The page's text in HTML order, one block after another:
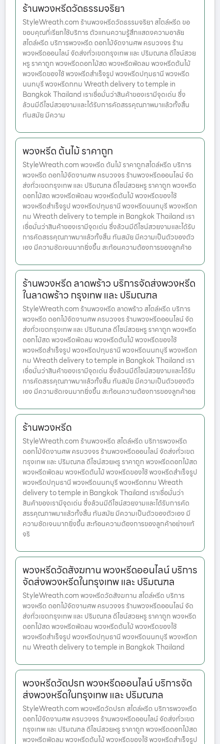
ร้านพวงหรีดวัดธรรมจริยา
StyleWreath.com ร้านพวงหรีดวัดธรรมจริยา สไตล์หรีด ขอ
ขอบคุณที่เรียกใช้บริการ ตัวแทนความรู้สึกแสดงความอาลัย
สไตล์หรีด บริการพวงหรีด ดอกไม้จัดงานศพ ครบวงจร ร้าน
พวงหรีดออนไลน์ จัดส่งทั่วเขตกรุงเทพ และ ปริมณฑล ดีไซน์สวย
หรู ราคาถูก พวงหรีดดอกไม้สด พวงหรีดพัดลม พวงหรีดต้นไม้
พวงหรีดของใช้ พวงหรีดสำเร็จรูป พวงหรีดปทุมธานี พวงหรีด
นนทบุรี พวงหรีดกทม Wreath delivery to temple in
Bangkok Thailand เราเชื่อมั่นว่าสินค้าของเรามีจุดเด่น ซึ่ง
ล้วนมีดีไซน์สวยงามและได้รับการคัดสรรคุณภาพมาแล้วทั้งสิ้น
ทันสมัย มีความ
พวงหรีด ต้นไม้ ราคาถูก
StyleWreath.com พวงหรีด ต้นไม้ ราคาถูกสไตล์หรีด บริการ
พวงหรีด ดอกไม้จัดงานศพ ครบวงจร ร้านพวงหรีดออนไลน์ จัด
ส่งทั่วเขตกรุงเทพ และ ปริมณฑล ดีไซน์สวยหรู ราคาถูก พวงหรีด
ดอกไม้สด พวงหรีดพัดลม พวงหรีดต้นไม้ พวงหรีดของใช้
พวงหรีดสำเร็จรูป พวงหรีดปทุมธานี พวงหรีดนนทบุรี พวงหรีดก
ทม Wreath delivery to temple in Bangkok Thailand เรา
เชื่อมั่นว่าสินค้าของเรามีจุดเด่น ซึ่งล้วนมีดีไซน์สวยงามและได้รับ
การคัดสรรคุณภาพมาแล้วทั้งสิ้น ทันสมัย มีความเป็นตัวของตัว
เอง มีความชัดเจนมากยิ่งขึ้น สะท้อนความต้องการของลูกค้าอ
ร้านพวงหรีด ลาดพร้าว บริการจัดส่งพวงหรีด
ในลาดพร้าว กรุงเทพ และ ปริมณฑล
StyleWreath.com ร้านพวงหรีด ลาดพร้าว สไตล์หรีด บริการ
พวงหรีด ดอกไม้จัดงานศพ ครบวงจร ร้านพวงหรีดออนไลน์ จัด
ส่งทั่วเขตกรุงเทพ และ ปริมณฑล ดีไซน์สวยหรู ราคาถูก พวงหรีด
ดอกไม้สด พวงหรีดพัดลม พวงหรีดต้นไม้ พวงหรีดของใช้
พวงหรีดสำเร็จรูป พวงหรีดปทุมธานี พวงหรีดนนทบุรี พวงหรีดก
ทม Wreath delivery to temple in Bangkok Thailand เรา
เชื่อมั่นว่าสินค้าของเรามีจุดเด่น ซึ่งล้วนมีดีไซน์สวยงามและได้รับ
การคัดสรรคุณภาพมาแล้วทั้งสิ้น ทันสมัย มีความเป็นตัวของตัว
เอง มีความชัดเจนมากยิ่งขึ้น สะท้อนความต้องการของลูกค้าอย
ร้านพวงหรีด
StyleWreath.com ร้านพวงหรีด สไตล์หรีด บริการพวงหรีด
ดอกไม้จัดงานศพ ครบวงจร ร้านพวงหรีดออนไลน์ จัดส่งทั่วเขต
กรุงเทพ และ ปริมณฑล ดีไซน์สวยหรู ราคาถูก พวงหรีดดอกไม้สด
พวงหรีดพัดลม พวงหรีดต้นไม้ พวงหรีดของใช้ พวงหรีดสำเร็จรูป
พวงหรีดปทุมธานี พวงหรีดนนทบุรี พวงหรีดกทม Wreath
delivery to temple in Bangkok Thailand เราเชื่อมั่นว่า
สินค้าของเรามีจุดเด่น ซึ่งล้วนมีดีไซน์สวยงามและได้รับการคัด
สรรคุณภาพมาแล้วทั้งสิ้น ทันสมัย มีความเป็นตัวของตัวเอง มี
ความชัดเจนมากยิ่งขึ้น สะท้อนความต้องการของลูกค้าอย่างแท้
จริ
พวงหรีดวัดสังฆทาน พวงหรีดออนไลน์ บริการ
จัดส่งพวงหรีดในกรุงเทพ และ ปริมณฑล
StyleWreath.com พวงหรีดวัดสังฆทาน สไตล์หรีด บริการ
พวงหรีด ดอกไม้จัดงานศพ ครบวงจร ร้านพวงหรีดออนไลน์ จัด
ส่งทั่วเขตกรุงเทพ และ ปริมณฑล ดีไซน์สวยหรู ราคาถูก พวงหรีด
ดอกไม้สด พวงหรีดพัดลม พวงหรีดต้นไม้ พวงหรีดของใช้
พวงหรีดสำเร็จรูป พวงหรีดปทุมธานี พวงหรีดนนทบุรี พวงหรีดก
ทม Wreath delivery to temple in Bangkok Thailand
พวงหรีดวัดปรก พวงหรีดออนไลน์ บริการจัด
ส่งพวงหรีดในกรุงเทพ และ ปริมณฑล
StyleWreath.com พวงหรีดวัดปรก สไตล์หรีด บริการพวงหรีด
ดอกไม้จัดงานศพ ครบวงจร ร้านพวงหรีดออนไลน์ จัดส่งทั่วเขต
กรุงเทพ และ ปริมณฑล ดีไซน์สวยหรู ราคาถูก พวงหรีดดอกไม้สด
พวงหรีดพัดลม พวงหรีดต้นไม้ พวงหรีดของใช้ พวงหรีดสำเร็จรูป